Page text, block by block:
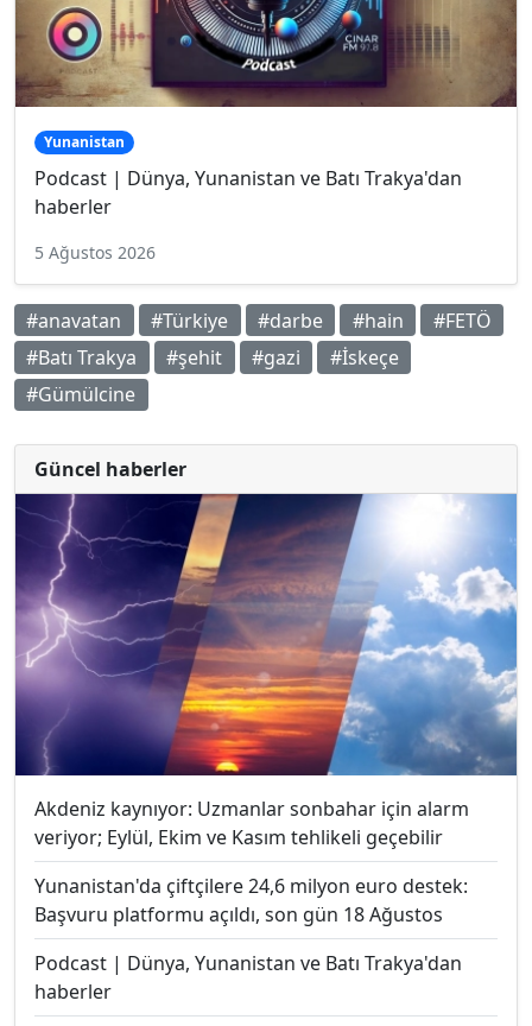
Yunanistan
Podcast | Dünya, Yunanistan ve Batı Trakya'dan
haberler
5 Ağustos 2026
#anavatan #Türkiye #darbe #hain
#FETÖ
#Batı Trakya
#şehit #gazi
#İskeçe
#Gümülcine
Güncel haberler
Akdeniz kaynıyor: Uzmanlar sonbahar için alarm
veriyor; Eylül, Ekim ve Kasım tehlikeli geçebilir
Yunanistan'da çiftçilere 24,6 milyon euro destek:
Başvuru platformu açıldı, son gün 18 Ağustos
Podcast | Dünya, Yunanistan ve Batı Trakya'dan
haberler